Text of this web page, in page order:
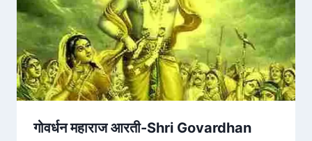
गोवर्धन महाराज आरती-Shri Govardhan